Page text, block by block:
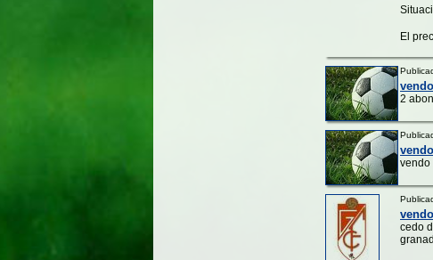
El
2
vendo
cedo